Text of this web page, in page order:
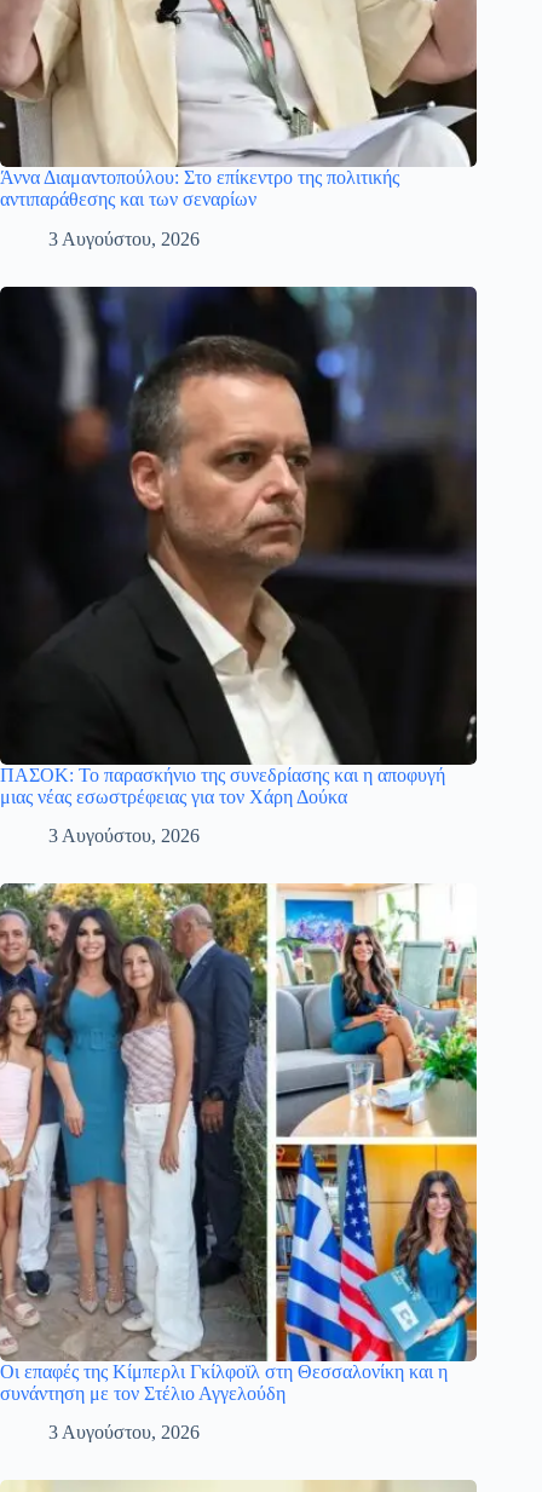
Άννα Διαμαντοπούλου: Στο επίκεντρο της πολιτικής
αντιπαράθεσης και των σεναρίων
3 Αυγούστου, 2026
ΠΑΣΟΚ: Το παρασκήνιο της συνεδρίασης και η αποφυγή
μιας νέας εσωστρέφειας για τον Χάρη Δούκα
3 Αυγούστου, 2026
Οι επαφές της Κίμπερλι Γκίλφοϊλ στη Θεσσαλονίκη και η
συνάντηση με τον Στέλιο Αγγελούδη
3 Αυγούστου, 2026